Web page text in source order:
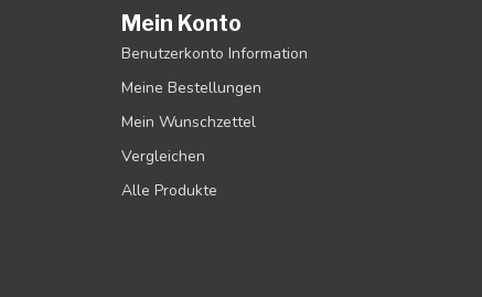
Mein Konto
Benutzerkonto Information
Meine Bestellungen
Mein Wunschzettel
Vergleichen
Alle Produkte